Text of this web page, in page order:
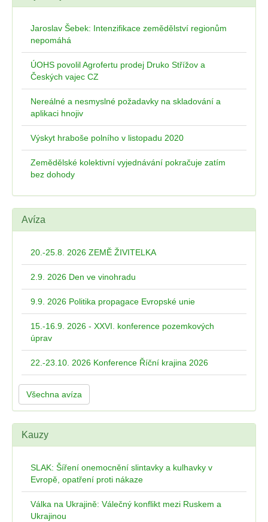
Jaroslav Šebek: Intenzifikace zemědělství regionům
nepomáhá
ÚOHS povolil Agrofertu prodej Druko Střížov a
Českých vajec CZ
Nereálné a nesmyslné požadavky na skladování a
aplikaci hnojiv
Výskyt hraboše polního v listopadu 2020
Zemědělské kolektivní vyjednávání pokračuje zatím
bez dohody
Avíza
20.-25.8. 2026 ZEMĚ ŽIVITELKA
2.9. 2026 Den ve vinohradu
9.9. 2026 Politika propagace Evropské unie
15.-16.9. 2026 - XXVI. konference pozemkových
úprav
22.-23.10. 2026 Konference Říční krajina 2026
Všechna avíza
Kauzy
SLAK: Šíření onemocnění slintavky a kulhavky v
Evropě, opatření proti nákaze
Válka na Ukrajině: Válečný konflikt mezi Ruskem a
Ukrajinou